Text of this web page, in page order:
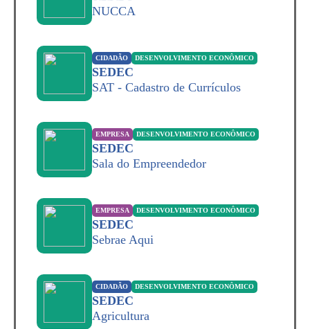
NUCCA
CIDADÃO DESENVOLVIMENTO ECONÔMICO
SEDEC
SAT - Cadastro de Currículos
EMPRESA DESENVOLVIMENTO ECONÔMICO
SEDEC
Sala do Empreendedor
EMPRESA DESENVOLVIMENTO ECONÔMICO
SEDEC
Sebrae Aqui
CIDADÃO DESENVOLVIMENTO ECONÔMICO
SEDEC
Agricultura